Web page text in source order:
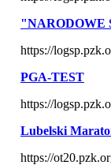
"NARODOWE
https://
PGA-TEST
https://
Lubelski
https://